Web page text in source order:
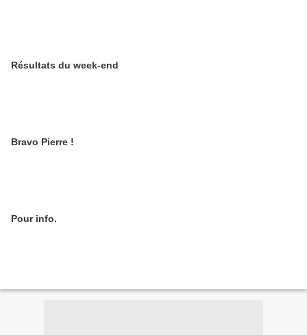
Résultats du week-end
Bravo Pierre !
Pour info.